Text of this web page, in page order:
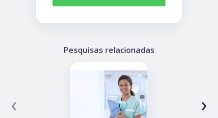
Pesquisas relacionadas
‹ ›